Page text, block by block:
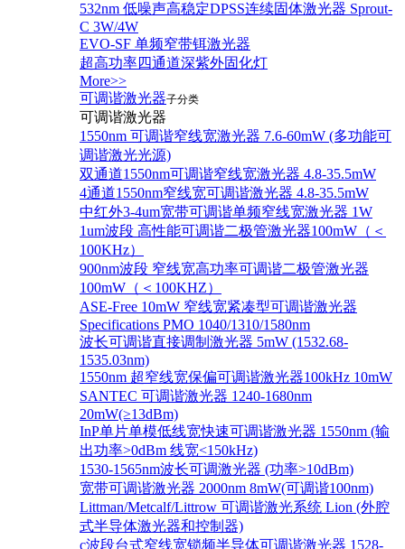
532nm 低噪声高稳定DPSS连续固体激光器 Sprout-
C 3W/4W
EVO-SF 单频窄带铒激光器
超高功率四通道深紫外固化灯
More>>
可调谐激光器子分类
可调谐激光器
1550nm 可调谐窄线宽激光器 7.6-60mW (多功能可
调谐激光光源)
双通道1550nm可调谐窄线宽激光器 4.8-35.5mW
4通道1550nm窄线宽可调谐激光器 4.8-35.5mW
中红外3-4um宽带可调谐单频窄线宽激光器 1W
1um波段 高性能可调谐二极管激光器100mW（＜
100KHz）
900nm波段 窄线宽高功率可调谐二极管激光器
100mW（＜100KHZ）
ASE-Free 10mW 窄线宽紧凑型可调谐激光器
Specifications PMO 1040/1310/1580nm
波长可调谐直接调制激光器 5mW (1532.68-
1535.03nm)
1550nm 超窄线宽保偏可调谐激光器100kHz 10mW
SANTEC 可调谐激光器 1240-1680nm
20mW(≥13dBm)
InP单片单模低线宽快速可调谐激光器 1550nm (输
出功率>0dBm 线宽<150kHz)
1530-1565nm波长可调激光器 (功率>10dBm)
宽带可调谐激光器 2000nm 8mW(可调谐100nm)
Littman/Metcalf/Littrow 可调谐激光系统 Lion (外腔
式半导体激光器和控制器)
c波段台式窄线宽锁频半导体可调谐激光器 1528-